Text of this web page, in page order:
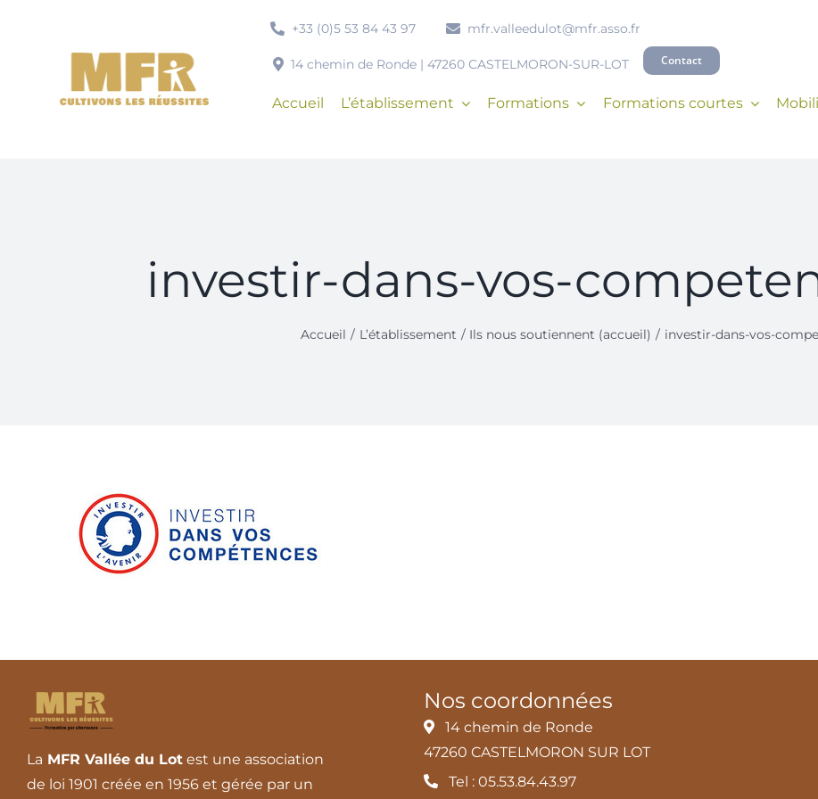
+33 (0)5 53 84 43 97 mfr.valleedulot@mfr.asso.fr
14 chemin de Ronde | 47260 CASTELMORON-SUR-LOT Contact
Accueil L’établissement Formations Formations courtes
investir-dans-vos-
Accueil L’établissement Ils nous soutiennent (accueil) investir-dans-vos-
La MFR Vallée du Lotest une association
de loi 1901 créée en 1956 et gérée par un
Nos coordonnées
14 chemin de Ronde
47260 CASTELMORON SUR LOT
Tel : 05.53.84.43.97